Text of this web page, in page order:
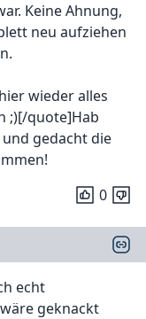
Keine Ahnung,
neu aufziehen
wieder alles
;)[/quote]Hab
gedacht die
0
echt
geknackt